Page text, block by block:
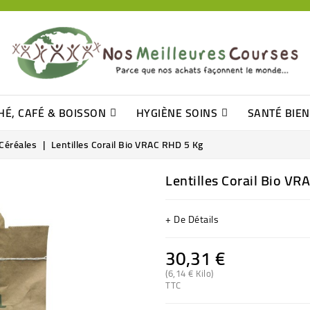
CAFÉ & BOISSON HYGIÈNE SOINS SANTÉ
Lentilles Corail Bio VRAC RHD 5 Kg
Lentilles Corail Bio
+ De Détails
30,31 €
(6,14 € Kilo)
TTC